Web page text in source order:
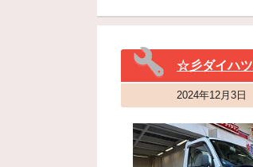
☆彡ダイハ
2024年12月3